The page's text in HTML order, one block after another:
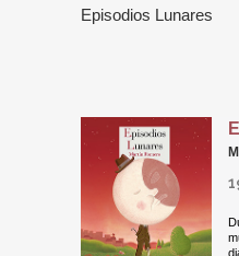
Episodios Lunares